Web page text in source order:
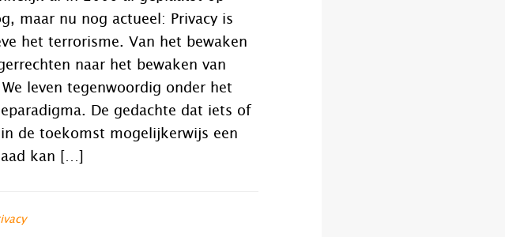
maar nu nog actueel: Privacy is
het terrorisme. Van het bewaken
naar het bewaken van
leven tegenwoordig onder het
De gedachte dat iets of
de toekomst mogelijkerwijs een
kan […]